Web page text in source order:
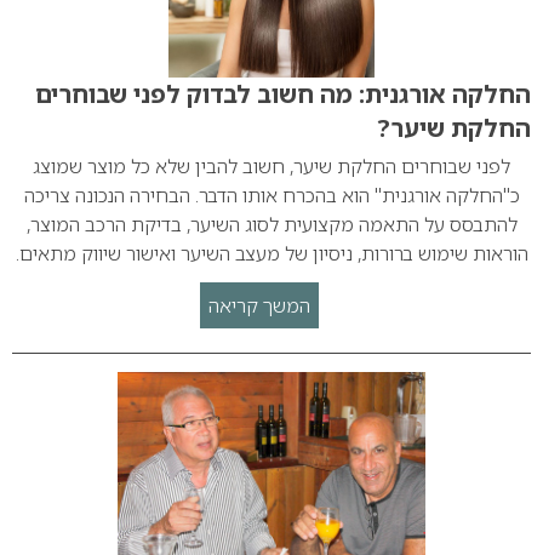
החלקה אורגנית: מה חשוב לבדוק לפני שבוחרים
החלקת שיער?
לפני שבוחרים החלקת שיער, חשוב להבין שלא כל מוצר שמוצג
כ"החלקה אורגנית" הוא בהכרח אותו הדבר. הבחירה הנכונה צריכה
להתבסס על התאמה מקצועית לסוג השיער, בדיקת הרכב המוצר,
הוראות שימוש ברורות, ניסיון של מעצב השיער ואישור שיווק מתאים.
המשך קריאה